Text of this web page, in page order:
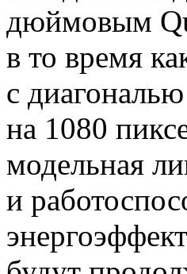
дюймовым
в то время
с
на 1080
модельная
и